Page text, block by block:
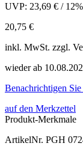
UVP: 23,69 € /
20,75 €
inkl. MwSt. zzgl.
wieder ab
Benachrichtigen
auf den Merkzettel
Produkt-Merkmale
ArtikelNr. PGH